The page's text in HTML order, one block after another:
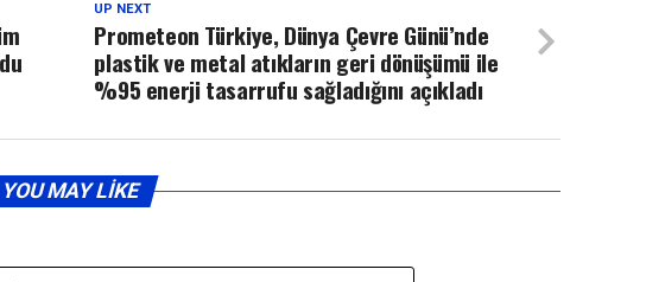
UP NEXT
Prometeon Türkiye, Dünya Çevre Günü’nde
plastik ve metal atıkların geri dönüşümü ile
%95 enerji tasarrufu sağladığını açıkladı
YOU MAY LIKE